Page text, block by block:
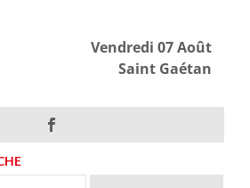
Vendredi 07 Août
Saint Gaétan